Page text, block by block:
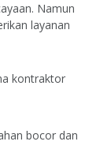
Namun
layanan
kontraktor
bocor dan